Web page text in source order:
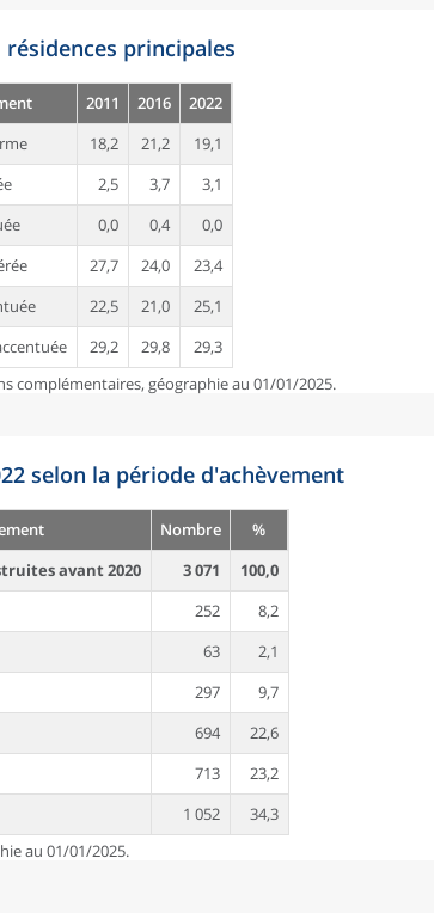
résidences principales
2011 2016
2022
18,2 21,2
19,1
2,5 3,7
3,1
0,0 0,4
0,0
27,7 24,0
23,4
22,5 21,0
25,1
29,2 29,8
29,3
complémentaires, géographie au 01/01/2025.
selon la période d'achèvement
Nombre
%
avant 2020
3 071
100,0
252
8,2
63
2,1
297
9,7
694
22,6
713
23,2
1 052
34,3
au 01/01/2025.